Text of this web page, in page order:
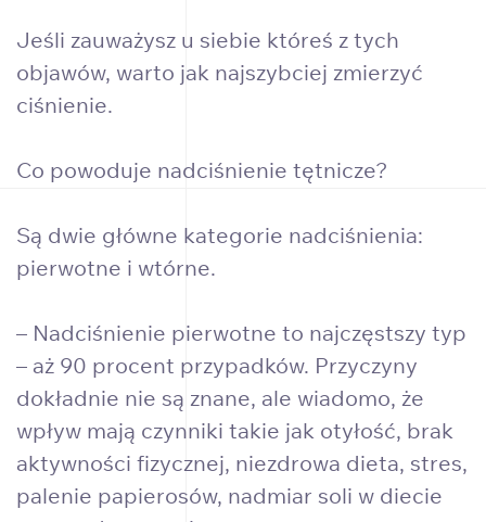
Jeśli zauważysz u siebie któreś z tych
objawów, warto jak najszybciej zmierzyć
ciśnienie.
Co powoduje nadciśnienie tętnicze?
Są dwie główne kategorie nadciśnienia:
pierwotne i wtórne.
– Nadciśnienie pierwotne to najczęstszy typ
– aż 90 procent przypadków. Przyczyny
dokładnie nie są znane, ale wiadomo, że
wpływ mają czynniki takie jak otyłość, brak
aktywności fizycznej, niezdrowa dieta, stres,
palenie papierosów, nadmiar soli w diecie